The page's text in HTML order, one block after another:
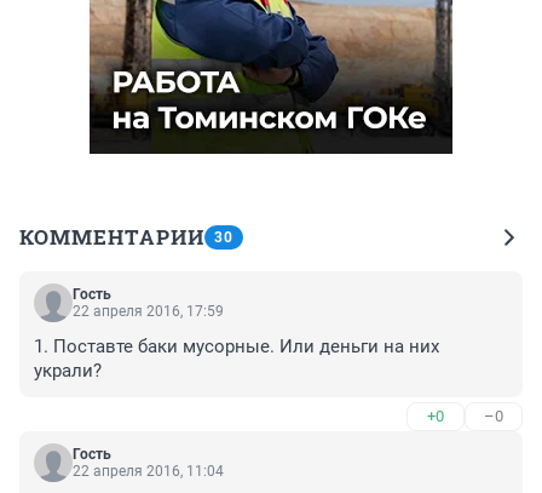
КОММЕНТАРИИ 30
Гость
22 апреля 2016, 17:59
1. Поставте баки мусорные. Или деньги на них
украли?
+0 –0
Гость
22 апреля 2016, 11:04